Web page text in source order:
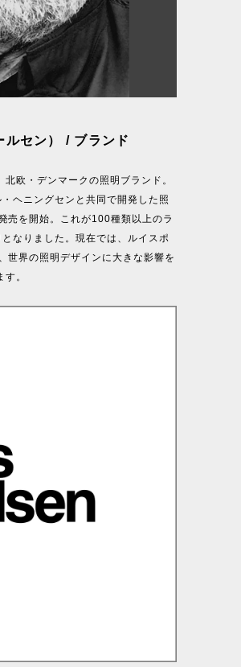
セン） / ブランド
欧・デンマークの照明ブランド。
ヘニングセンと共同で開発した照
売を開始。これが100種類以上のラ
なりました。現在では、ルイスポ
世界の照明デザインに大きな影響を
。